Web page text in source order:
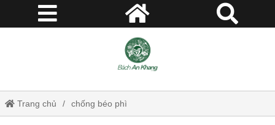
Trang chủ chống béo phì